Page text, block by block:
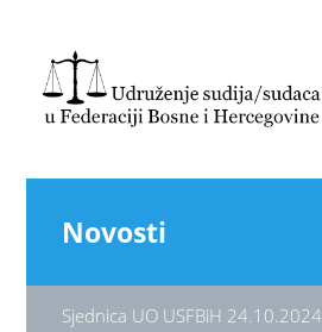
Novosti
Sjednica UO USFBiH 24.10.2024